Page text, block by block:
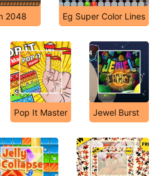
2048 Eg Super Color Lines
Pop It Master Jewel Burst